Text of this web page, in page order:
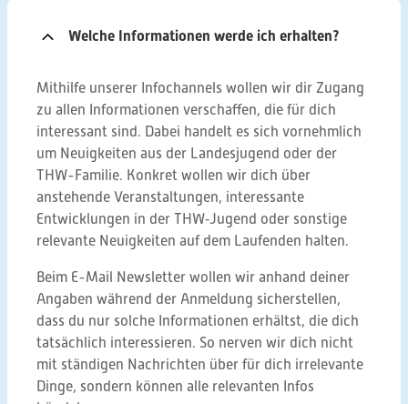
Welche Informationen werde ich erhalten?
Mithilfe unserer Infochannels wollen wir dir Zugang
zu allen Informationen verschaffen, die für dich
interessant sind. Dabei handelt es sich vornehmlich
um Neuigkeiten aus der Landesjugend oder der
THW-Familie. Konkret wollen wir dich über
anstehende Veranstaltungen, interessante
Entwicklungen in der THW‑Jugend oder sonstige
relevante Neuigkeiten auf dem Laufenden halten.
Beim E-Mail Newsletter wollen wir anhand deiner
Angaben während der Anmeldung sicherstellen,
dass du nur solche Informationen erhältst, die dich
tatsächlich interessieren. So nerven wir dich nicht
mit ständigen Nachrichten über für dich irrelevante
Dinge, sondern können alle relevanten Infos